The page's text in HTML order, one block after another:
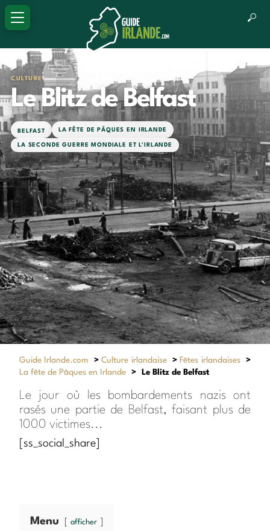
CULTURE
Le Blitz de Belfast
BELFAST LA FÊTE DE PÂQUES EN IRLANDE
LA SECONDE GUERRE MONDIALE ET L'IRLANDE
Guide Irlande.com >Culture irlandaise > Fêtes irlandaises
>
La fête de Pâques en Irlande
> Le Blitz de Belfast
Le jour où les bombardements nazis ont
rasés une partie de Belfast, faisant plus de
1000 victimes...
[ss_social_share]
Menu afficher